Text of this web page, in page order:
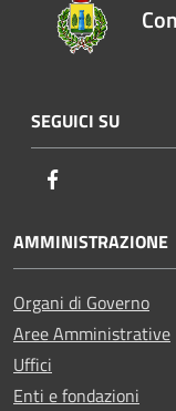
SEGUICI SU
AMMINISTRAZIONE
Organi di Governo
Aree Amministrative
Uffici
Enti e fondazioni